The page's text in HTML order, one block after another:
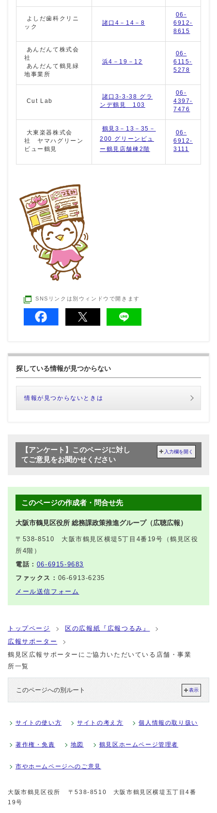
よしだ歯科クリニ
ック
諸口4－14－8
06-
6912-
8615
あんだんて株式会
社
あんだんて鶴見緑
地事業所
浜4－19－12
06-
6115-
5278
Cut Lab
諸口3-3-38 グラ
ンデ鶴見 103
06-
4397-
7476
大東楽器株式会
社 ヤマハグリーン
ビュー鶴見
鶴見3－13－35－
200 グリーンビュ
ー鶴見店舗棟2階
06-
6912-
3111
SNSリンクは別ウィンドウで開きます
探している情報が見つからない
情報が見つからないときは
【アンケート】このページに対し
てご意見をお聞かせください
入力欄を開く
このページの作成者・問合せ先
大阪市鶴見区役所 総務課政策推進グループ（広聴広報）
〒538-8510 大阪市鶴見区横堤5丁目4番19号（鶴見区役
所4階）
電話： 06-6915-9683
ファックス： 06-6913-6235
メール送信フォーム
トップページ
区の広報紙『広報つるみ』
広報サポーター
鶴見区広報サポーターにご協力いただいている店舗・事業
所一覧
このページへの別ルート 表示
サイトの使い方 サイトの考え方 個人情報の取り扱い
著作権・免責 地図 鶴見区ホームページ管理者
市やホームページへのご意見
大阪市鶴見区役所
〒538-8510 大阪市鶴見区横堤五丁目4番
19号